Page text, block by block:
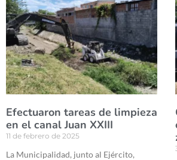
Efectuaron tareas de limpieza
en el canal Juan XXIII
11 de febrero de 2025
La Municipalidad, junto al Ejército,